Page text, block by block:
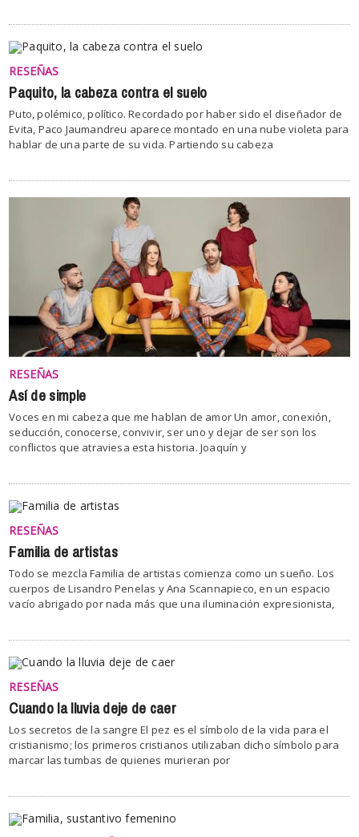
RESEÑAS
Paquito, la cabeza contra el suelo
Puto, polémico, político. Recordado por haber sido el diseñador de
Evita, Paco Jaumandreu aparece montado en una nube violeta para
hablar de una parte de su vida. Partiendo su cabeza
RESEÑAS
Así de simple
Voces en mi cabeza que me hablan de amor Un amor, conexión,
seducción, conocerse, convivir, ser uno y dejar de ser son los
conflictos que atraviesa esta historia. Joaquín y
RESEÑAS
Familia de artistas
Todo se mezcla Familia de artistas comienza como un sueño. Los
cuerpos de Lisandro Penelas y Ana Scannapieco, en un espacio
vacío abrigado por nada más que una iluminación expresionista,
RESEÑAS
Cuando la lluvia deje de caer
Los secretos de la sangre El pez es el símbolo de la vida para el
cristianismo; los primeros cristianos utilizaban dicho símbolo para
marcar las tumbas de quienes murieran por